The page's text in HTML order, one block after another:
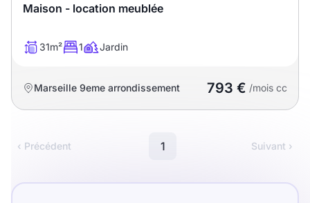
Maison - location meublée
31m² 1 Jardin
Marseille 9eme arrondissement 793 € /mois cc
‹ Précédent 1 Suivant ›